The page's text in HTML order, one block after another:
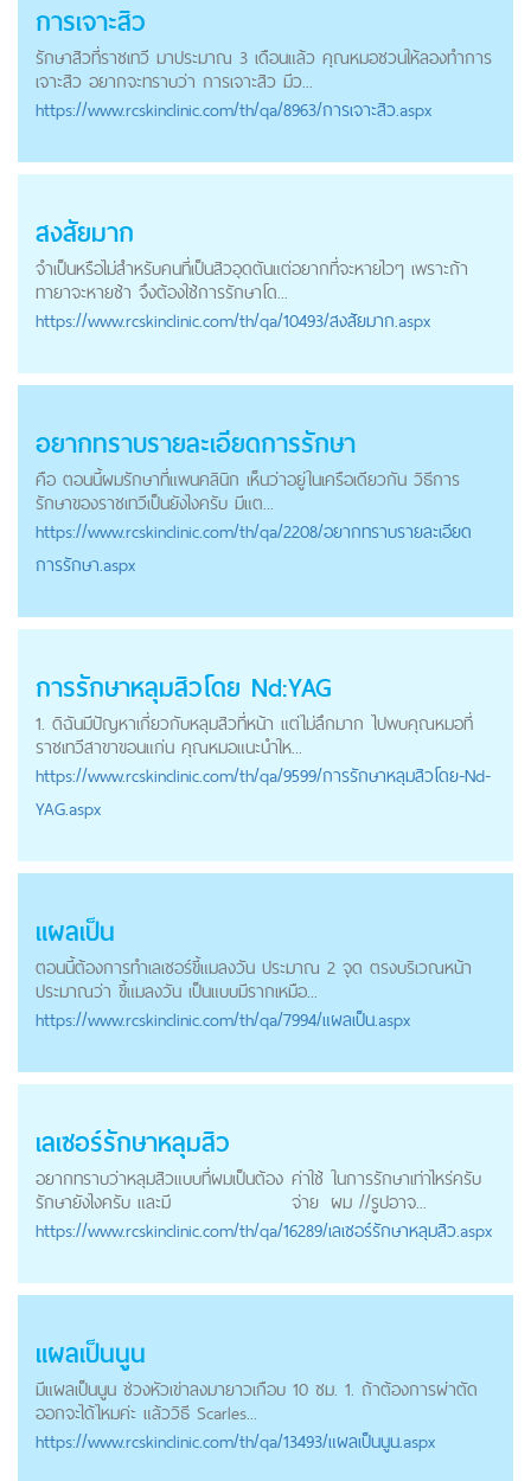
การเจาะสิว
รักษาสิวที่ราชเทวี มาประมาณ 3 เดือนแล้ว คุณหมอชวนให้ลองทำการ
เจาะสิว อยากจะทราบว่า การเจาะสิว มีว...
https://www.rcskinclinic.com/th/qa/8963/การเจาะสิว.aspx
สงสัยมาก
จำเป็นหรือไม่สำหรับคนที่เป็นสิวอุดตันแต่อยากที่จะหายไวๆ เพราะถ้า
ทายาจะหายช้า จึงต้องใช้การรักษาโด...
https://www.rcskinclinic.com/th/qa/10493/สงสัยมาก.aspx
อยากทราบรายละเอียดการรักษา
คือ ตอนนี้ผมรักษาที่แพนคลินิก เห็นว่าอยู่ในเครือเดียวกัน วิธีการ
รักษาของราชเทวีเป็นยังไงครับ มีแต...
https://www.rcskinclinic.com/th/qa/2208/อยากทราบรายละเอียด
การรักษา.aspx
การรักษาหลุมสิวโดย Nd:YAG
1. ดิฉันมีปัญหาเกี่ยวกับหลุมสิวที่หน้า แต่ไม่ลึกมาก ไปพบคุณหมอที่
ราชเทวีสาขาขอนแก่น คุณหมอแนะนำให...
https://www.rcskinclinic.com/th/qa/9599/การรักษาหลุมสิวโดย-Nd-
YAG.aspx
แผลเป็น
ตอนนี้ต้องการทำเลเซอร์ขี้แมลงวัน ประมาณ 2 จุด ตรงบริเวณหน้า
ประมาณว่า ขี้แมลงวัน เป็นแบบมีรากเหมือ...
https://www.rcskinclinic.com/th/qa/7994/แผลเป็น.aspx
เลเซอร์รักษาหลุมสิว
อยากทราบว่าหลุมสิวแบบที่ผมเป็นต้อง
รักษายังไงครับ และมี
ค่าใช้
จ่าย
ในการรักษาเท่าไหร่ครับ
ผม //รูปอาจ...
https://www.rcskinclinic.com/th/qa/16289/เลเซอร์รักษาหลุมสิว.aspx
แผลเป็นนูน
มีแผลเป็นนูน ช่วงหัวเข่าลงมายาวเกือบ 10 ซม. 1. ถ้าต้องการผ่าตัด
ออกจะได้ไหมค่ะ แล้ววิธี Scarles...
https://www.rcskinclinic.com/th/qa/13493/แผลเป็นนูน.aspx